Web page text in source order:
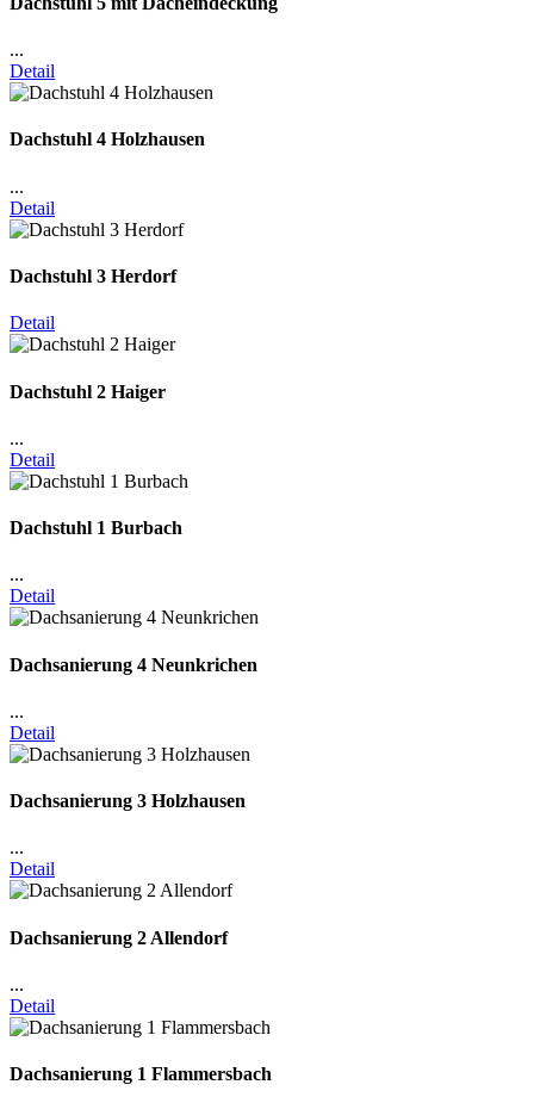
...
Detail
Dachstuhl 4 Holzhausen
...
Detail
Dachstuhl 3 Herdorf
Detail
Dachstuhl 2 Haiger
...
Detail
Dachstuhl 1 Burbach
...
Detail
Dachsanierung 4 Neunkrichen
...
Detail
Dachsanierung 3 Holzhausen
...
Detail
Dachsanierung 2 Allendorf
...
Detail
Dachsanierung 1 Flammersbach